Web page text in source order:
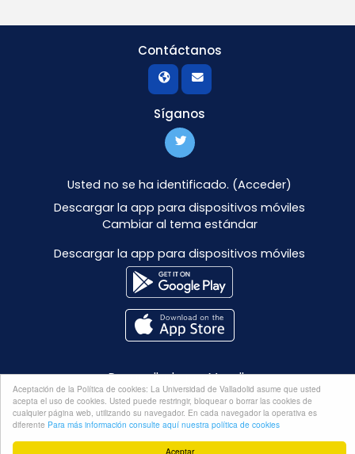
Aceptar
Aceptación de la Política de cookies: La Universidad de Valladolid asume que usted
acepta el uso de cookies. Usted puede restringir, bloquear o borrar las cookies de
cualquier página web, utilizando su navegador. En cada navegador la operativa es
diferente Para más información consulte aquí nuestra política de cookies
Contáctanos
Síganos
Usted no se ha identificado. (Acceder)
Descargar la app para dispositivos móviles
Cambiar al tema estándar
Descargar la app para dispositivos móviles
Desarrollado porMoodle